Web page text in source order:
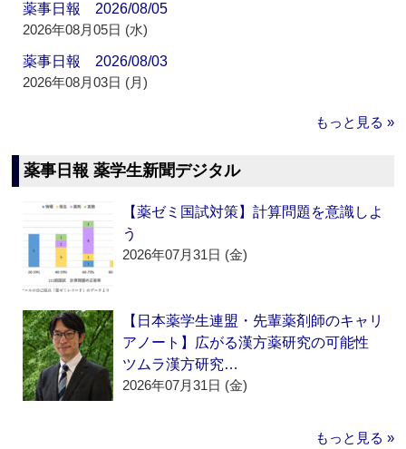
薬事日報 2026/08/05
2026年08月05日 (水)
薬事日報 2026/08/03
2026年08月03日 (月)
もっと見る »
薬事日報 薬学生新聞デジタル
【薬ゼミ国試対策】計算問題を意識しよ
う
2026年07月31日 (金)
【日本薬学生連盟・先輩薬剤師のキャリ
アノート】広がる漢方薬研究の可能性
ツムラ漢方研究…
2026年07月31日 (金)
もっと見る »